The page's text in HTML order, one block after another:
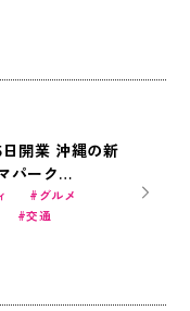
開業 沖縄の新
パーク
ャングリア）の
グルメ
交通